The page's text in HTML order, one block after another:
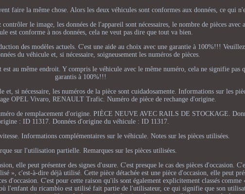
faire la même chose. Alors les deux véhicules sont conformes aux données, ce qui
le image, les données de l'appareil sont nécessaires, le nombre de pièces avec
est conforme à nos données, cela ne veut pas dire que tout va bien.
des modèles actuels. C'est une aide au choix avec une garantie à 100%!!!
du véhicule et, si nécessaire, soigneusement les numéros de pièces.
au même endroit. Y compris le véhicule avec le même numéro, cela ne signifie pas
garantis à 100%!!!
et, si nécessaire, les numéros de la pièce sont cuidadosamente. Informations sur les
OPEL Vivaro, RENAULT Trafic. Numéro de pièce de rechange d'origine.
de remplacement d'origine. PIÈCE NEUVE AVEC RAILS DE STOCKAGE.
: ID 11317. Données d'origine du véhicule : ID 11317.
Informations complémentaires sur le véhicule. Notes sur les pièces utilisées.
sur l'utilisation partielle. Remarques sur les pièces utilisées.
elle peut présenter des signes d'usure. C'est presque le cas des pièces d'occasion.
», c'est-à-dire déjà utilisé. Cette pièce détachée est une pièce d'occasion, elle peut
d'occasion. C'est pour cette raison qu'ils sont également explicitement classés
l'enfant du ricambio est utilisé fait partie de l'utilisateur, ce qui signifie que son